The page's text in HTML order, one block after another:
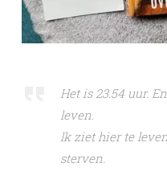
Het is 23.54 uur.
leven.
Ik ziet hier te
sterven.